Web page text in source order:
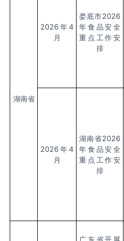
湖南省
2026 年4
月
娄底市2026
年食品安全
重点工作安
排
2026 年4
月
湖南省2026
年食品安全
重点工作安
排